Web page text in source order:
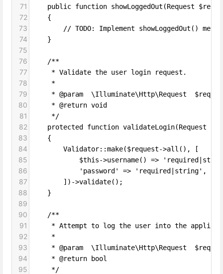
71
public function showLoggedOut(Request
72
    {
73
// TODO: Implement showLoggedOut()
74
    }
75
76
    /**
77
     * Validate the user login request.
78
     *
79
* @param  \Illuminate\Http\Request
80
     * @return void
81
     */
82
protected function validateLogin(Request
83
    {
84
        Validator::make($request->all(), [
85
$this->username() =>
86
            'password' => 'required|string',
87
        ])->validate();
88
    }
89
90
    /**
91
* Attempt to log the user into the
92
     *
93
* @param  \Illuminate\Http\Request
94
     * @return bool
95
     */